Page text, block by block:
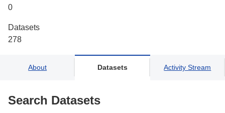
0
Datasets
278
About Datasets Activity Stream
Search Datasets